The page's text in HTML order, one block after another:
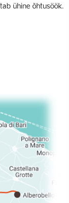
ühine õhtusöök.